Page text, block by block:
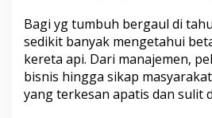
Bagi yg tumbuh bergaul di
sedikit banyak mengetahui
kereta api. Dari manajemen,
bisnis hingga sikap
yang terkesan apatis dan sulit